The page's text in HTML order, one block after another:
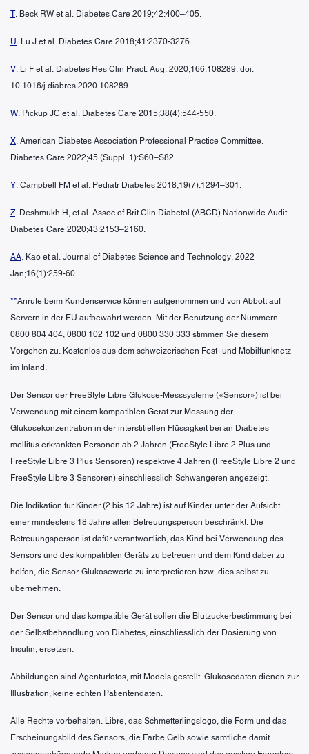
T. Beck RW et al. Diabetes Care 2019;42:400–405.
U. Lu J et al. Diabetes Care 2018;41:2370-3276.
V. Li F et al. Diabetes Res Clin Pract. Aug. 2020;166:108289. doi:
10.1016/j.diabres.2020.108289.
W. Pickup JC et al. Diabetes Care 2015;38(4):544-550.
X. American Diabetes Association Professional Practice Committee.
Diabetes Care 2022;45 (Suppl. 1):S60–S82.
Y. Campbell FM et al. Pediatr Diabetes 2018;19(7):1294–301.
Z. Deshmukh H, et al. Assoc of Brit Clin Diabetol (ABCD) Nationwide Audit.
Diabetes Care 2020;43:2153–2160.
AA. Kao et al. Journal of Diabetes Science and Technology. 2022
Jan;16(1):259-60.
**Anrufe beim Kundenservice können aufgenommen und von Abbott auf
Servern in der EU aufbewahrt werden. Mit der Benutzung der Nummern
0800 804 404, 0800 102 102 und 0800 330 333 stimmen Sie diesem
Vorgehen zu. Kostenlos aus dem schweizerischen Fest- und Mobilfunknetz
im Inland.
Der Sensor der FreeStyle Libre Glukose-Messsysteme («Sensor») ist bei
Verwendung mit einem kompatiblen Gerät zur Messung der
Glukosekonzentration in der interstitiellen Flüssigkeit bei an Diabetes
mellitus erkrankten Personen ab 2 Jahren (FreeStyle Libre 2 Plus und
FreeStyle Libre 3 Plus Sensoren) respektive 4 Jahren (FreeStyle Libre 2 und
FreeStyle Libre 3 Sensoren) einschliesslich Schwangeren angezeigt.
Die Indikation für Kinder (2 bis 12 Jahre) ist auf Kinder unter der Aufsicht
einer mindestens 18 Jahre alten Betreuungsperson beschränkt. Die
Betreuungsperson ist dafür verantwortlich, das Kind bei Verwendung des
Sensors und des kompatiblen Geräts zu betreuen und dem Kind dabei zu
helfen, die Sensor-Glukosewerte zu interpretieren bzw. dies selbst zu
übernehmen.
Der Sensor und das kompatible Gerät sollen die Blutzuckerbestimmung bei
der Selbstbehandlung von Diabetes, einschliesslich der Dosierung von
Insulin, ersetzen.
Abbildungen sind Agenturfotos, mit Models gestellt. Glukosedaten dienen zur
Illustration, keine echten Patientendaten.
Alle Rechte vorbehalten. Libre, das Schmetterlingslogo, die Form und das
Erscheinungsbild des Sensors, die Farbe Gelb sowie sämtliche damit